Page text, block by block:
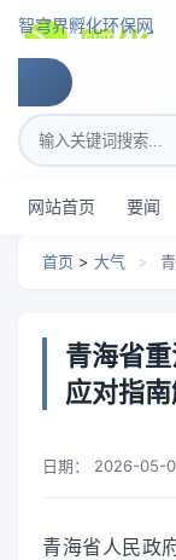
智穹界孵化环保网
搜索关键词
网站首页 要闻
首页 > 大气 >
青海省
应对指
日期： 2026-05-
青海省人民政